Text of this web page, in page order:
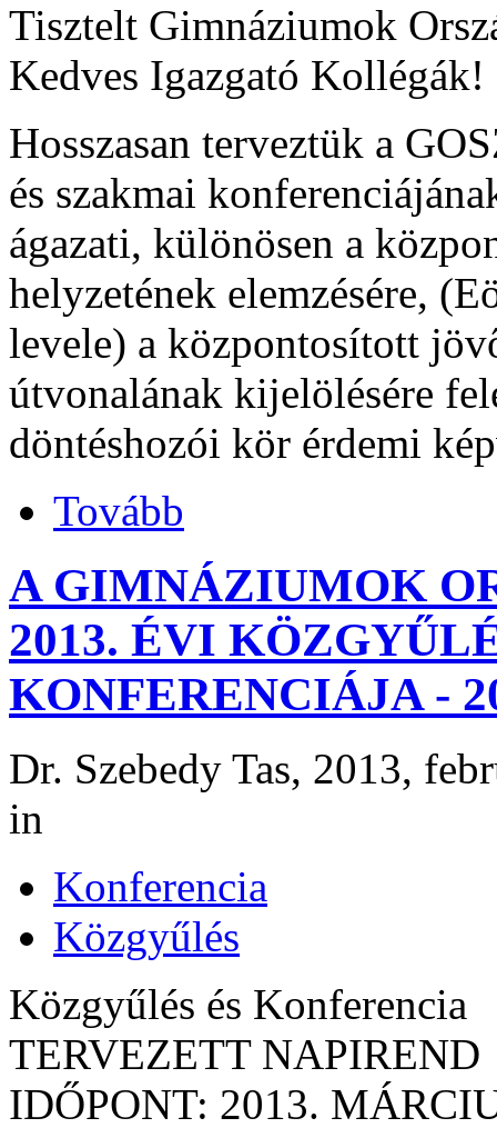
Tisztelt Gimnáziumok
Kedves Igazgató Kollégák!
Hosszasan terveztük a
és szakmai
ágazati, különösen a
helyzetének elemzésére,
levele) a központosított
útvonalának kijelölésére
döntéshozói kör érdemi
Tovább
A GIMNÁZIUMOK
2013. ÉVI
KONFERENCIÁJA -
Dr. Szebedy Tas, 2013,
in
Konferencia
Közgyűlés
Közgyűlés és Konferencia
TERVEZETT NAPIREND
IDŐPONT: 2013.